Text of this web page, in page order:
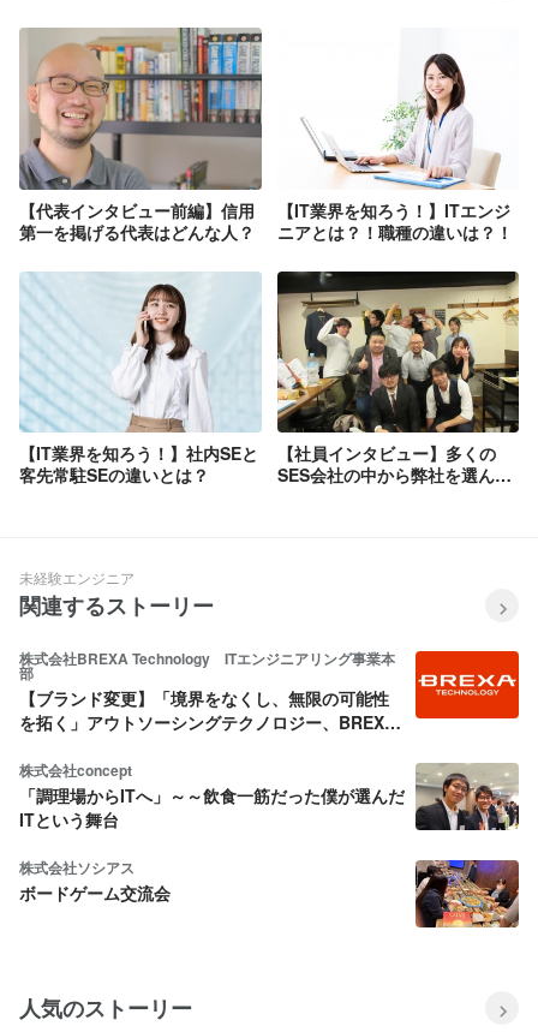
【代表インタビュー前編】信用
第一を掲げる代表はどんな人？
【IT業界を知ろう！】ITエンジ
ニアとは？！職種の違いは？！
【IT業界を知ろう！】社内SEと
客先常駐SEの違いとは？
【社員インタビュー】多くの
SES会社の中から弊社を選んだ
未経験エンジニア
関連するストーリー
株式会社BREXA Technology ITエンジニアリング事業本
部
【ブランド変更】「境界をなくし、無限の可能性
を拓く」アウトソーシングテクノロジー、BREXA
株式会社concept
「調理場からITへ」～～飲食一筋だった僕が選んだ
ITという舞台
株式会社ソシアス
ボードゲーム交流会
人気のストーリー